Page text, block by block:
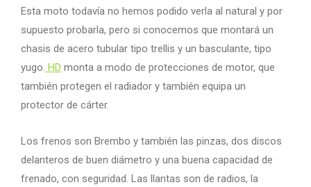
Esta moto todavía no hemos podido verla al natural y por
supuesto probarla, pero si conocemos que montará un
chasis de acero tubular tipo trellis y un basculante, tipo
yugo. HD monta a modo de protecciones de motor, que
también protegen el radiador y también equipa un
protector de cárter.
Los frenos son Brembo y también las pinzas, dos discos
delanteros de buen diámetro y una buena capacidad de
frenado, con seguridad. Las llantas son de radios, la